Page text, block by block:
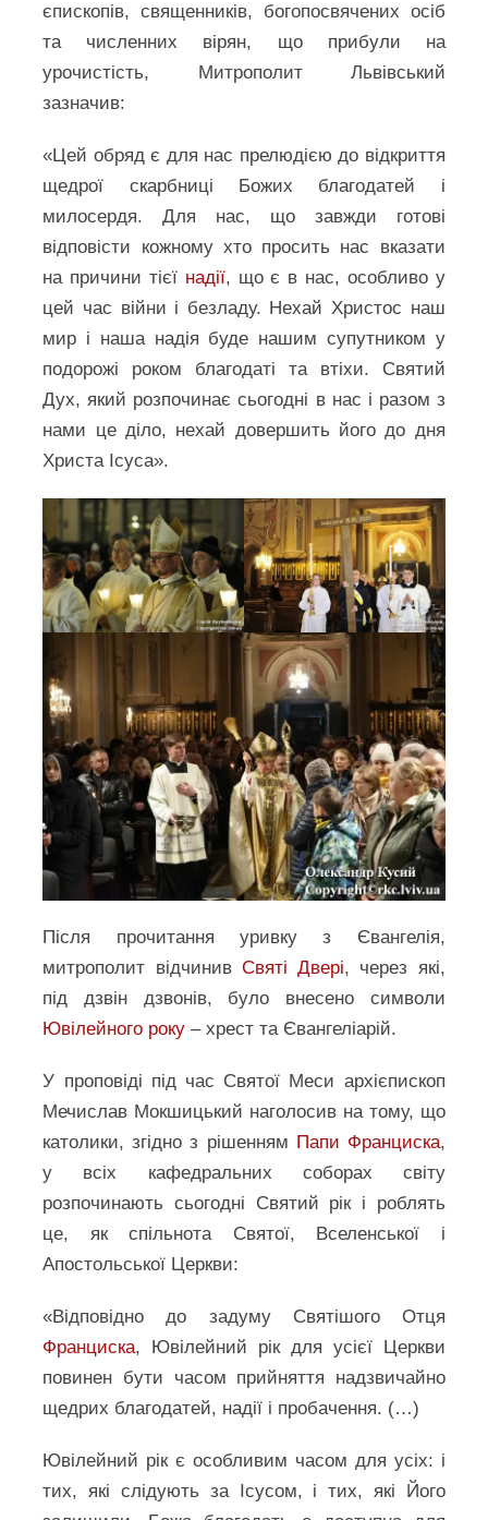
єпископів, священників, богопосвячених осіб
та численних вірян, що прибули на
урочистість, Митрополит Львівський
зазначив:
«Цей обряд є для нас прелюдією до відкриття
щедрої скарбниці Божих благодатей і
милосердя. Для нас, що завжди готові
відповісти кожному хто просить нас вказати
на причини тієї надії, що є в нас, особливо у
цей час війни і безладу. Нехай Христос наш
мир і наша надія буде нашим супутником у
подорожі роком благодаті та втіхи. Святий
Дух, який розпочинає сьогодні в нас і разом з
нами це діло, нехай довершить його до дня
Христа Ісуса».
Після прочитання уривку з Євангелія,
митрополит відчинив Святі Двері, через які,
під дзвін дзвонів, було внесено символи
Ювілейного року – хрест та Євангеліарій.
У проповіді під час Святої Меси архієпископ
Мечислав Мокшицький наголосив на тому, що
католики, згідно з рішенням Папи Франциска,
у всіх кафедральних соборах світу
розпочинають сьогодні Святий рік і роблять
це, як спільнота Святої, Вселенської і
Апостольської Церкви:
«Відповідно до задуму Святішого Отця
Франциска, Ювілейний рік для усієї Церкви
повинен бути часом прийняття надзвичайно
щедрих благодатей, надії і пробачення. (…)
Ювілейний рік є особливим часом для усіх: і
тих, які слідують за Ісусом, і тих, які Його